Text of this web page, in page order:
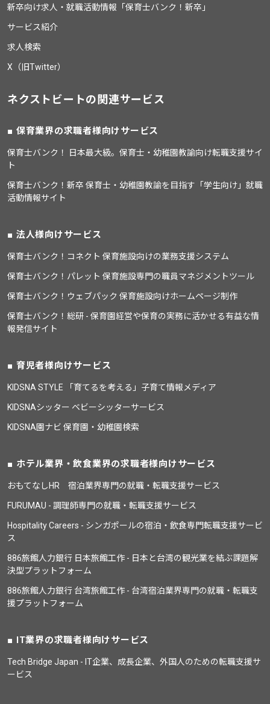
新卒向け求人・就職活動情報「保育士バンク！新卒」
サービス紹介
求人検索
X（旧Twitter）
ネクストビートの関連サービス
保育業界の求職者様向けサービス
保育士バンク！ 日本最大級。保育士・幼稚園教諭向け転職支援サイ
ト
保育士バンク！新卒 保育士・幼稚園教諭を目指す「学生向け」就職
活動情報サイト
法人様向けサービス
保育士バンク！コネクト 保育施設向けの業務支援システム
保育士バンク！パレット 保育施設専門の職員マネジメントツール
保育士バンク！ウェブパック 保育施設向けホームページ制作
保育士バンク！総研 - 保育園経営や保育の実務に活かせる有益な情
報発信サイト
育児者様向けサービス
KIDSNA STYLE 「育てるを考える」子育て情報メディア
KIDSNAシッター ベビーシッターサービス
KIDSNA園ナビ 保育園・幼稚園検索
ホテル業界・飲食業界の求職者様向けサービス
おもてなしHR 宿泊業界専門の就職・転職支援サービス
FURUMAU - 調理師専門の就職・転職支援サービス
Hospitality Careers - シンガポールの宿泊・飲食専門転職支援サービ
ス
886旅館人力銀行 日本旅館工作 - 日本と台湾の観光業を結ぶ課題解
決型プラットフォーム
886旅館人力銀行 台湾旅館工作 - 台湾宿泊業界専門の就職・転職支
援プラットフォーム
IT業界の求職者様向けサービス
Tech Bridge Japan - IT企業、成長企業、外国人のための転職支援サ
ービス